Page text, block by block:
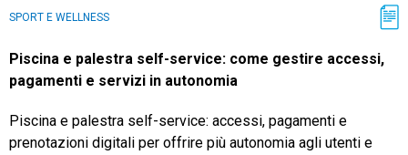
SPORT E WELLNESS
Piscina e palestra self-service: come gestire accessi,
pagamenti e servizi in autonomia
Piscina e palestra self-service: accessi, pagamenti e
prenotazioni digitali per offrire più autonomia agli utenti e